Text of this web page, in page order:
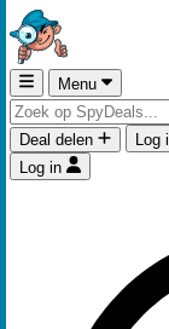
Menu
Deal delen
Log
Log in